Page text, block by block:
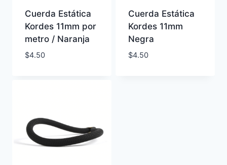
Cuerda Estática
Kordes 11mm por
metro / Naranja
$4.50
Cuerda Estática
Kordes 11mm
Negra
$4.50